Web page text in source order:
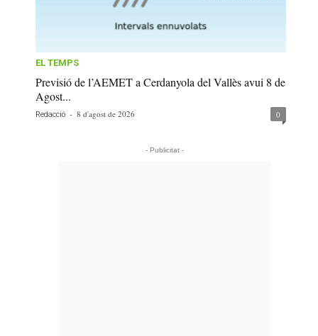
EL TEMPS
Previsió de l’AEMET a Cerdanyola del Vallès avui 8 de
Agost...
Redacció - 8 d'agost de 2026 0
- Publicitat -